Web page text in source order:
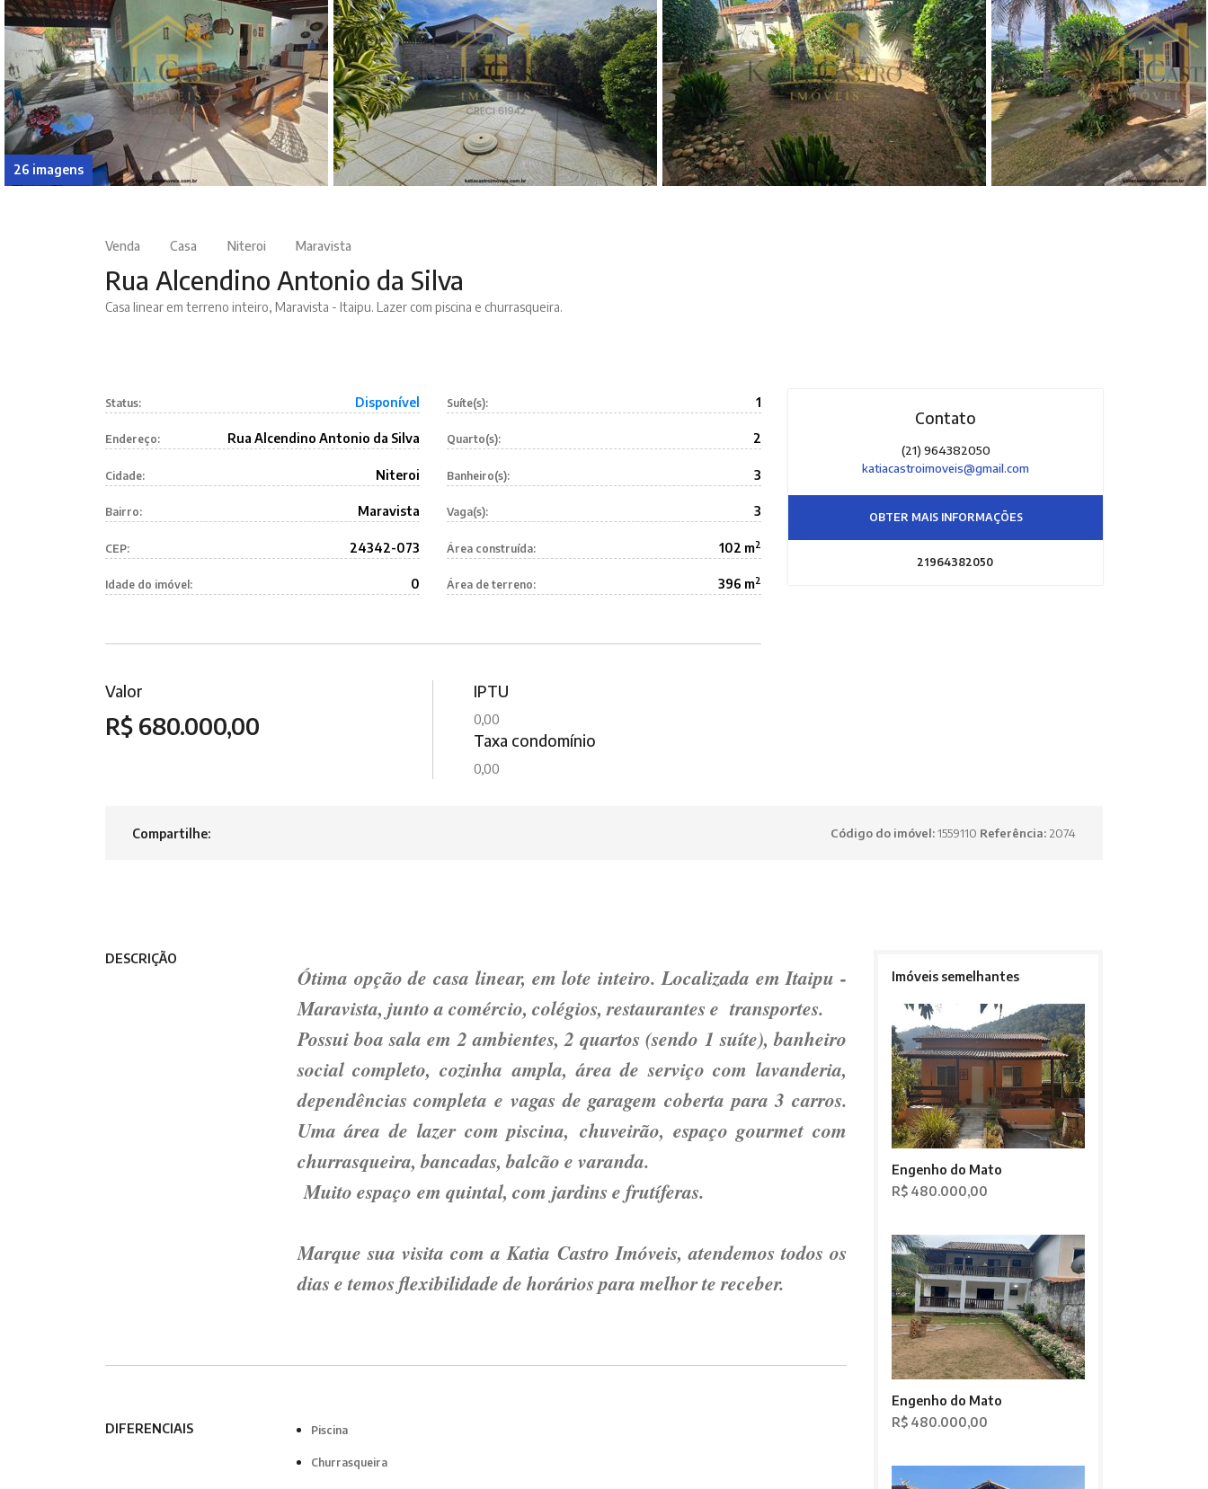
26 imagens
Venda Casa Niteroi Maravista
Rua Alcendino Antonio da Silva
Casa linear em terreno inteiro, Maravista - Itaipu. Lazer com piscina e churrasqueira.
Status: Disponível
Endereço: Rua Alcendino Antonio da Silva
Cidade: Niteroi
Bairro: Maravista
CEP: 24342-073
Idade do imóvel: 0
Suíte(s): 1
Quarto(s): 2
Banheiro(s): 3
Vaga(s): 3
Área construída: 102 m2
Área de terreno: 396 m2
Valor
R$ 680.000,00
IPTU
0,00
Taxa condomínio
0,00
Contato
(21) 964382050
katiacastroimoveis@gmail.com
OBTER MAIS INFORMAÇÕES
21964382050
Compartilhe: Código do imóvel:1559110 Referência: 2074
DESCRIÇÃO
Ótima opção de casa linear, em lote inteiro. Localizada em Itaipu -
Maravista, junto a comércio, colégios, restaurantes e transportes.
Possui boa sala em 2 ambientes, 2 quartos (sendo 1 suíte), banheiro
social completo, cozinha ampla, área de serviço com lavanderia,
dependências completa e vagas de garagem coberta para 3 carros.
Uma área de lazer com piscina, chuveirão, espaço gourmet com
churrasqueira, bancadas, balcão e varanda.
Muito espaço em quintal, com jardins e frutíferas.
Marque sua visita com a Katia Castro Imóveis, atendemos todos os
dias e temos flexibilidade de horários para melhor te receber.
DIFERENCIAIS Piscina
Churrasqueira
Imóveis semelhantes
Engenho do Mato
R$ 480.000,00
Engenho do Mato
R$ 480.000,00